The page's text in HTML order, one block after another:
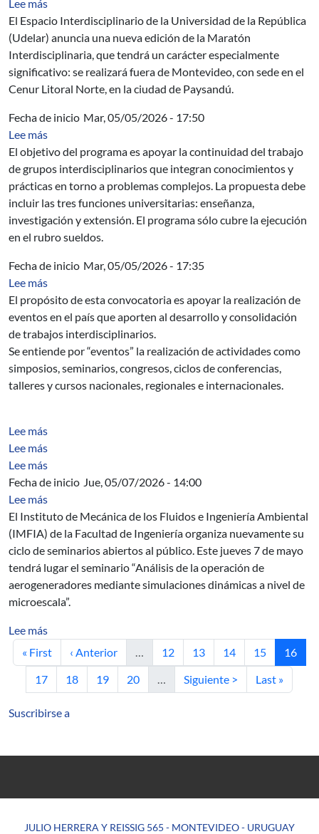
Lee más
El Espacio Interdisciplinario de la Universidad de la República
(Udelar) anuncia una nueva edición de la Maratón
Interdisciplinaria, que tendrá un carácter especialmente
significativo: se realizará fuera de Montevideo, con sede en el
Cenur Litoral Norte, en la ciudad de Paysandú.
Fecha de inicio Mar, 05/05/2026 - 17:50
Lee mássobre Convocatoria a Fortalecimiento de grupos
El objetivo del programa es apoyar la continuidad del trabajo
de grupos interdisciplinarios que integran conocimientos y
prácticas en torno a problemas complejos. La propuesta debe
incluir las tres funciones universitarias: enseñanza,
investigación y extensión. El programa sólo cubre la ejecución
en el rubro sueldos.
Fecha de inicio Mar, 05/05/2026 - 17:35
Lee mássobre Convocatoria a Eventos Interdisciplinarios
El propósito de esta convocatoria es apoyar la realización de
eventos en el país que aporten al desarrollo y consolidación
de trabajos interdisciplinarios.
Se entiende por “eventos” la realización de actividades como
simposios, seminarios, congresos, ciclos de conferencias,
talleres y cursos nacionales, regionales e internacionales.
Lee mássobre Generic homeomorphisms with shadowing of
Lee mássobre Linearization of topologically Anosov
Lee mássobre Topology of global attractors for
Fecha de inicio Jue, 05/07/2026 - 14:00
Lee mássobre Seminario del IMFIA: Análisis de la operación de
El Instituto de Mecánica de los Fluidos e Ingeniería Ambiental
(IMFIA) de la Facultad de Ingeniería organiza nuevamente su
ciclo de seminarios abiertos al público. Este jueves 7 de mayo
tendrá lugar el seminario “Análisis de la operación de
aerogeneradores mediante simulaciones dinámicas a nivel de
microescala”.
Lee mássobre Stable and unstable sets of C 0 perturbations of
Primera página
« First Página anterior
‹ Anterior … Página
12 Página
13 Página
14 Página
15
16
Página
17 Página
18 Página
19 Página
20 … Siguiente página
Siguiente > Última
Last »
Suscribirse a
JULIO HERRERA Y REISSIG 565 - MONTEVIDEO - URUGUAY